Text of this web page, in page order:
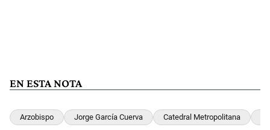
EN ESTA NOTA
Arzobispo Jorge García Cuerva Catedral Metropolitana